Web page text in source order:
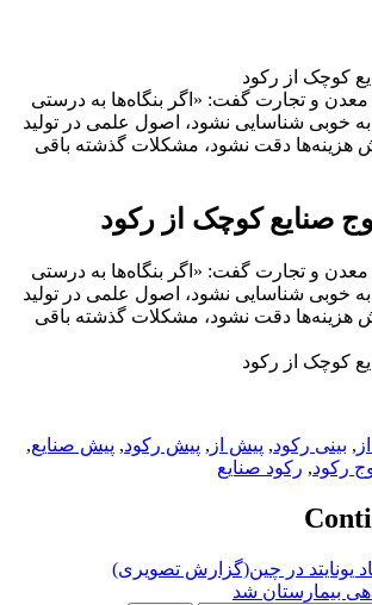
کوچک از رکود
و تجارت گفت: «اگر بنگاه‌ها به درستی
به خوبی شناسایی نشود، اصول علمی در تولید
هزینه‌ها دقت نشود، مشکلات گذشته باقی
صنایع کوچک از رکود
و تجارت گفت: «اگر بنگاه‌ها به درستی
به خوبی شناسایی نشود، اصول علمی در تولید
هزینه‌ها دقت نشود، مشکلات گذشته باقی
کوچک از رکود
, بینی رکود, پیش از , پیش‌ رکود, پیش‌ صنایع,
رکود, رکود صنایع
یونایتد در چین(گزارش تصویری)
بیمارستان شد